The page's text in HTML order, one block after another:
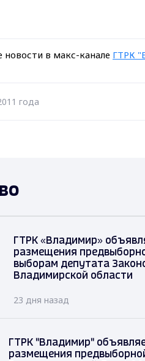
в макс-канале ГТРК
года
ГТРК «Владимир»
размещения
выборам депутата
Владимирской области
23 дня назад
ГТРК "Владимир"
размещения